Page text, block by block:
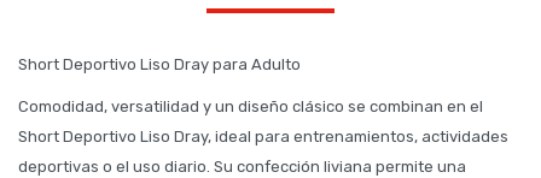
Short Deportivo Liso Dray para Adulto
Comodidad, versatilidad y un diseño clásico se combinan en el
Short Deportivo Liso Dray, ideal para entrenamientos, actividades
deportivas o el uso diario. Su confección liviana permite una